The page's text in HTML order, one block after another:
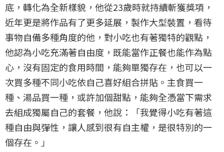
底，轉化為全新樣貌，他從23歲時就持續斬獲獎項，
近年更是將作品有了更多延展，製作大型裝置，看待
事物自備多種角度的他，對小吃也有著獨特的觀點，
他認為小吃充滿著自由度，既能當作正餐也能作為點
心，沒有固定的食用時間，能夠單獨存在，也可以一
次買多種不同小吃依自己喜好組合拼貼。主食買一
種、湯品買一種，或許加個甜點，能夠全憑當下需求
去組成獨屬自己的套餐，他說：「我覺得小吃有著這
種自由與彈性，讓人感到很有自主權，是很特別的一
個存在。」